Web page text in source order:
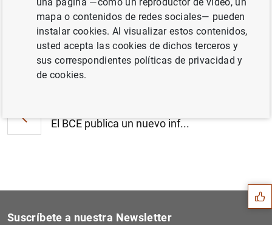
El BCE publica un nuevo inf...
Siguiente
El incremento del límite po...
Sugerencias
Suscríbete a nuestra Newsletter
mapa o contenidos de redes sociales— pueden
instalar cookies. Al visualizar estos contenidos,
usted acepta las cookies de dichos terceros y
sus correspondientes políticas de privacidad y
de cookies.